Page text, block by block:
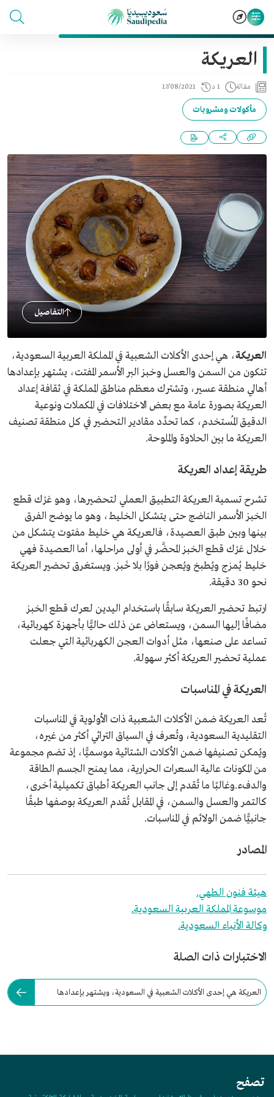
العريكة
مقالة 1 د 17/08/2021
مأكولات ومشروبات
التفاصيل
العريكة، هي إحدى الأكلات الشعبية في المملكة العربية السعودية،
تتكون من السمن والعسل وخبز البر الأسمر المفتت، يشتهر بإعدادها
أهالي منطقة عسير، وتشترك معظم مناطق المملكة في ثقافة إعداد
العريكة بصورة عامة مع بعض الاختلافات في المكملات ونوعية
الدقيق المُستخدم، كما تحدِّد مقادير التحضير في كل منطقة تصنيف
العريكة ما بين الحلاوة والملوحة.
طريقة إعداد العريكة
تشرح تسمية العريكة التطبيق العملي لتحضيرها، وهو عَرْك قطع
الخبز الأسمر الناضج حتى يتشكل الخليط، وهو ما يوضح الفرق
بينها وبين طبق العصيدة، فالعريكة هي خليط مفتوت يتشكل من
خلال عَرْك قطع الخبز المحضَّر في أولى مراحلها، أما العصيدة فهي
خليط يُمزج ويُطبخ ويُعجن فورًا بلا خَبز. ويستغرق تحضير العريكة
نحو 30 دقيقة.
ارتبط تحضير العريكة سابقًا باستخدام اليدين لعرك قطع الخبز
مضافًا إليها السمن، ويستعاض عن ذلك حاليًّا بأجهزة كهربائية،
تساعد على صنعها، مثل أدوات العجن الكهربائية التي جعلت
عملية تحضير العريكة أكثر سهولة.
العريكة في المناسبات
تُعد العريكة ضمن الأكلات الشعبية ذات الأولوية في المناسبات
التقليدية السعودية، وتُعرف في السياق التراثي أكثر من غيره،
ويُمكن تصنيفها ضمن الأكلات الشتائية موسميًّا، إذ تضم مجموعة
من المكونات عالية السعرات الحرارية، مما يمنح الجسم الطاقة
والدفء.وغالبًا ما تُقدم إلى جانب العريكة أطباق تكميلية أخرى،
كالتمر والعسل والسمن، في المقابل تُقدم العريكة بوصفها طبقًا
جانبيًّا ضمن الولائم في المناسبات.
المصادر
هيئة فنون الطهي.
موسوعة المملكة العربية السعودية.
وكالة الأنباء السعودية.
الاختبارات ذات الصلة
العريكة هي إحدى الأكلات الشعبية في السعودية، ويشتهر بإعدادها
تصفح